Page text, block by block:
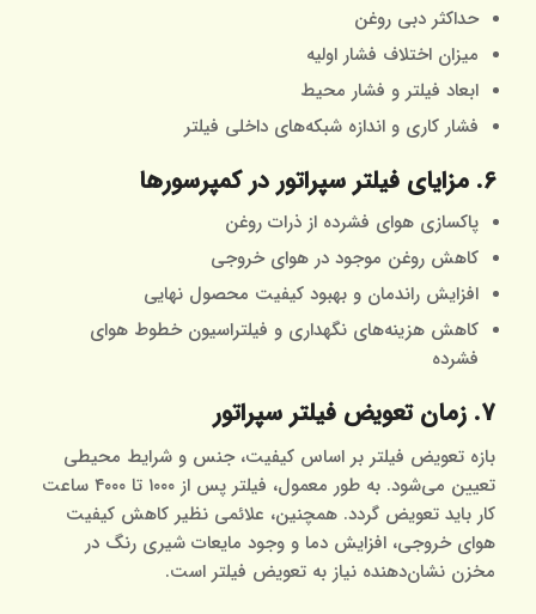
حداکثر دبی روغن
میزان اختلاف فشار اولیه
ابعاد فیلتر و فشار محیط
فشار کاری و اندازه شبکه‌های داخلی فیلتر
6. مزایای فیلتر سپراتور در کمپرسورها
پاکسازی هوای فشرده از ذرات روغن
کاهش روغن موجود در هوای خروجی
افزایش راندمان و بهبود کیفیت محصول نهایی
کاهش هزینه‌های نگهداری و فیلتراسیون خطوط هوای
فشرده
7. زمان تعویض فیلتر سپراتور
بازه تعویض فیلتر بر اساس کیفیت، جنس و شرایط محیطی
تعیین می‌شود. به طور معمول، فیلتر پس از ۱۰۰۰ تا ۴۰۰۰ ساعت
کار باید تعویض گردد. همچنین، علائمی نظیر کاهش کیفیت
هوای خروجی، افزایش دما و وجود مایعات شیری رنگ در
مخزن نشان‌دهنده نیاز به تعویض فیلتر است.